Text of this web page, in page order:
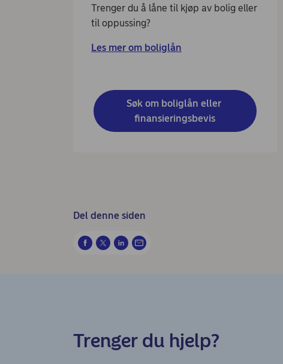
Trenger du å låne til kjøp av bolig eller
til oppussing?
Les mer om boliglån
Søk om boliglån eller
finansieringsbevis
Del denne siden
Trenger du hjelp?